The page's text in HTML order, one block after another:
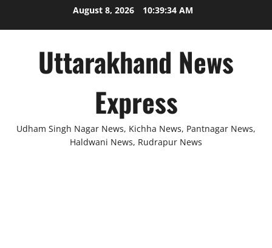
August 8, 2026 10:39:35 AM
Uttarakhand News
Express
Udham Singh Nagar News, Kichha News, Pantnagar News,
Haldwani News, Rudrapur News